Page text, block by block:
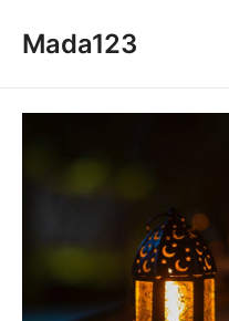
Mada123